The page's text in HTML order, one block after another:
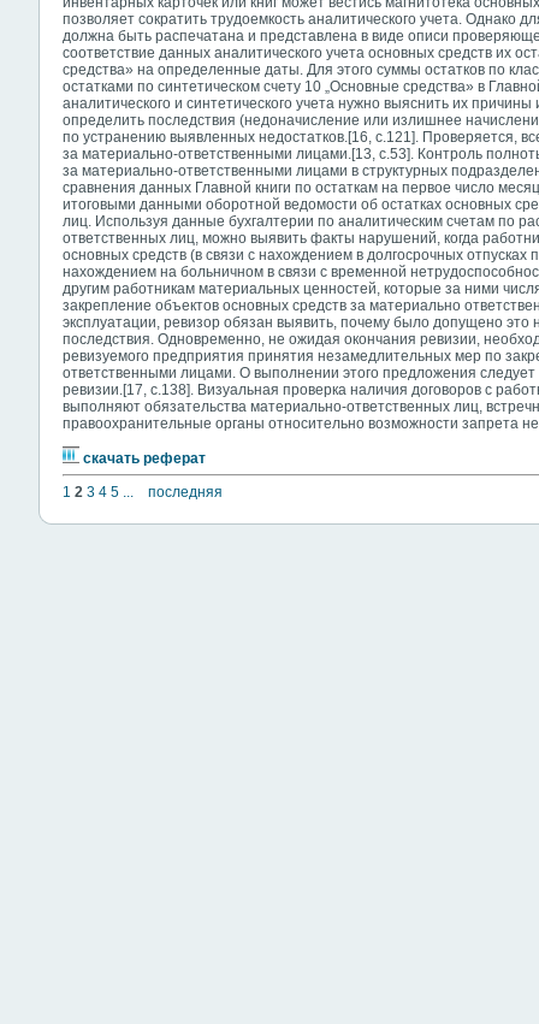
позволяет сократить трудоемкость аналитического учета. Однако
должна быть распечатана и представлена в виде описи
соответствие данных аналитического учета основных средств их
средства» на определенные даты. Для этого суммы остатков по
остатками по синтетическом счету 10 „Основные средства» в
аналитического и синтетического учета нужно выяснить их
определить последствия (недоначисление или излишнее
по устранению выявленных недостатков.[16, с.121]. Проверяется,
за материально-ответственными лицами.[13, с.53]. Контроль
за материально-ответственными лицами в структурных
сравнения данных Главной книги по остаткам на первое число
итоговыми данными оборотной ведомости об остатках основных
лиц. Используя данные бухгалтерии по аналитическим счетам по
ответственных лиц, можно выявить факты нарушений, когда
основных средств (в связи с нахождением в долгосрочных отпусках
нахождением на больничном в связи с временной
другим работникам материальных ценностей, которые за ними
закрепление объектов основных средств за материально
эксплуатации, ревизор обязан выявить, почему было допущено это
последствия. Одновременно, не ожидая окончания ревизии,
ревизуемого предприятия принятия незамедлительных мер по
ответственными лицами. О выполнении этого предложения следует
ревизии.[17, с.138]. Визуальная проверка наличия договоров с
выполняют обязательства материально-ответственных лиц,
правоохранительные органы относительно возможности запрета
скачать реферат
1 2 3 4 5 ... последняя